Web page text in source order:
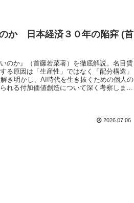
か 日本経済３０年の陥穽 (首
のか』（首藤若菜著）を徹底解説。名目賃
る原因は「生産性」ではなく「配分構造」
き明かし、AI時代を生き抜くための個人の
れる付加価値創造について深く考察しま
2026.07.06